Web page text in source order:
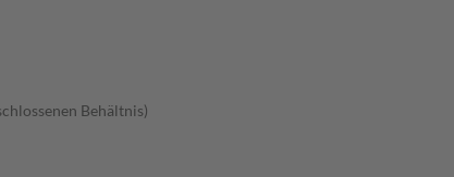
Behältnis)